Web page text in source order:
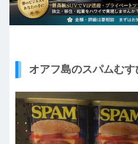
オアフ島のスパムむ